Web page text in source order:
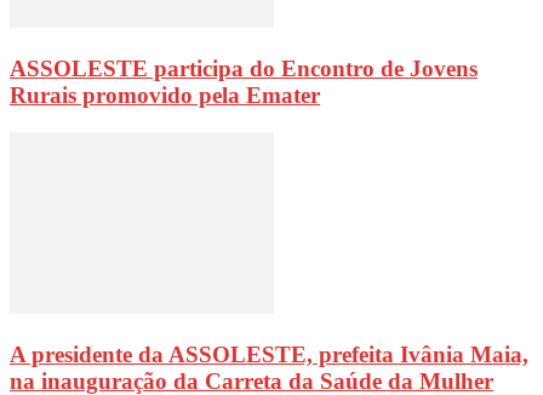
ASSOLESTE participa do Encontro de Jovens
Rurais promovido pela Emater
A presidente da ASSOLESTE, prefeita Ivânia Maia,
na inauguração da Carreta da Saúde da Mulher